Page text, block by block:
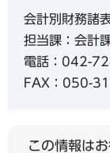
会計別財務諸
担当課 ：会計
電話 ：042-
FAX ：050-
この情報は